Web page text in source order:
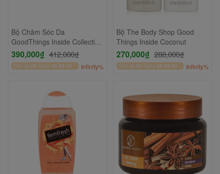
Bộ Chăm Sóc Da
GoodThings Inside Collection
Set
390,000₫ 412,000₫
Còn lại 00 Ngày 06:59:49 Infinity%
Bộ The Body Shop Good
Things Inside Coconut
270,000₫ 288,000₫
Còn lại 00 Ngày 06:59:49 Infinity%